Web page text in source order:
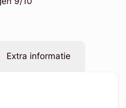
Extra informatie